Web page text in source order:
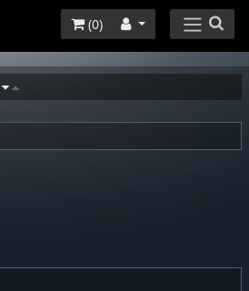
(0)